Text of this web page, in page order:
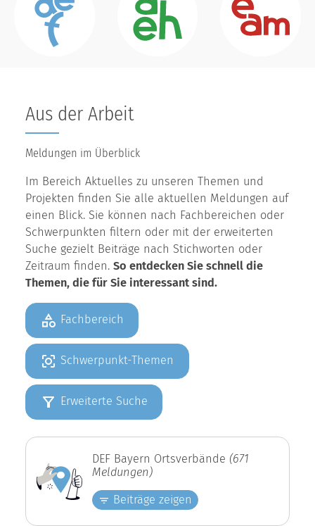
Aus der Arbeit
Meldungen im Überblick
Im Bereich Aktuelles zu unseren Themen und
Projekten finden Sie alle aktuellen Meldungen auf
einen Blick. Sie können nach Fachbereichen oder
Schwerpunkten filtern oder mit der erweiterten
Suche gezielt Beiträge nach Stichworten oder
Zeitraum finden. So entdecken Sie schnell die
Themen, die für Sie interessant sind.
Fachbereich
Schwerpunkt-Themen
Erweiterte Suche
DEF Bayern Ortsverbände (671
Meldungen)
Beiträge zeigen